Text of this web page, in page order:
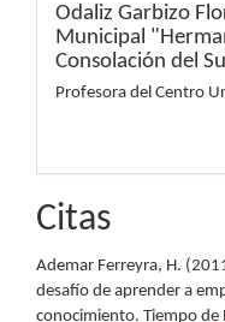
Odaliz Garbizo
Municipal
Consolación del
Profesora del Centro
Citas
Ademar Ferreyra, H.
desafío de aprender a
conocimiento. Tiempo de